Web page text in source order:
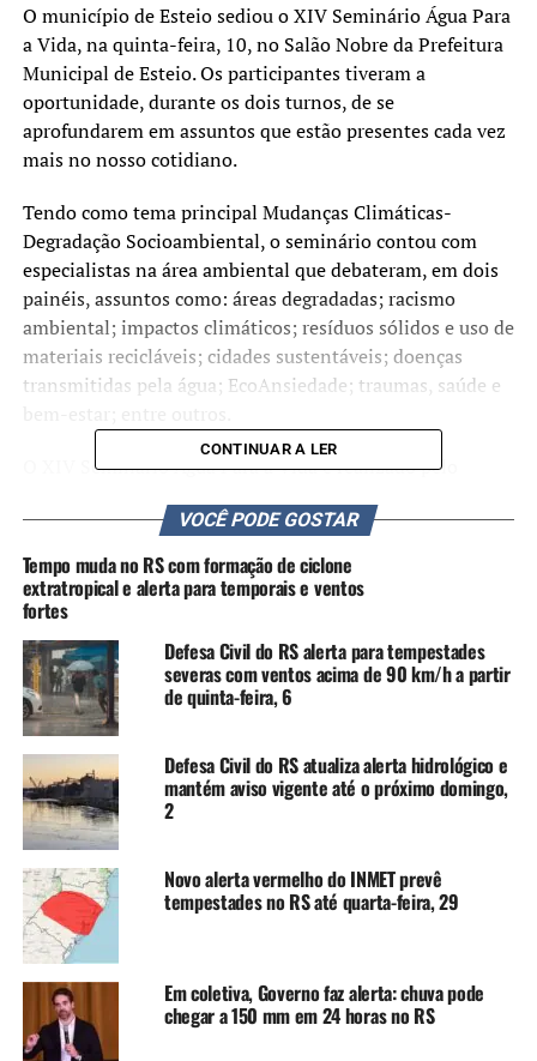
O município de Esteio sediou o XIV Seminário Água Para
a Vida, na quinta-feira, 10, no Salão Nobre da Prefeitura
Municipal de Esteio. Os participantes tiveram a
oportunidade, durante os dois turnos, de se
aprofundarem em assuntos que estão presentes cada vez
mais no nosso cotidiano.
Tendo como tema principal Mudanças Climáticas-
Degradação Socioambiental, o seminário contou com
especialistas na área ambiental que debateram, em dois
painéis, assuntos como: áreas degradadas; racismo
ambiental; impactos climáticos; resíduos sólidos e uso de
materiais recicláveis; cidades sustentáveis; doenças
transmitidas pela água; EcoAnsiedade; traumas, saúde e
O XIV Seminário Água Para a Vidaé realizado pelo
organização da Prefeitura Municipal de Esteio e do
Centro de Formação Teresa Verzeri-Esteio, com apoio de
entidades parceiras das cidades de Canoas, Cachoeirinha,
Sapucaia do Sul, São Leopoldo e Novo Hamburgo.
O evento foi gratuito e entregou certificado aos
participantes.
Participação do Projeto Criança Cidadã
O Projeto Criança Cidadã, executado pelo Centro de
Formação Teresa Verzeri-Esteio, Unidade Social da Rede
Verzeri, teve uma participação especial durante todo o
seminário. Além da apresentação do grupo SomNaLata, o
CFTV-Esteio teve, ainda, as oficinas de Educação
Ambiental e Cidadania e Direitos Humanos, como
também os seus três núcleos representados, que
estiveram presentes através de exposições temáticas. São
eles: EMEB Alberto Pasqualini e EMEB Dulce Moraes,
ambos de Esteio, e Redipasc/Guajuviras, de Canoas.
CONTINUAR A LER
VOCÊ PODE GOSTAR
Tempo muda no RS com formação de ciclone
extratropical e alerta para temporais e ventos
fortes
Defesa Civil do RS alerta para tempestades
severas com ventos acima de 90 km/h a partir
de quinta-feira, 6
Defesa Civil do RS atualiza alerta hidrológico e
mantém aviso vigente até o próximo domingo,
2
Novo alerta vermelho do INMET prevê
tempestades no RS até quarta-feira, 29
Em coletiva, Governo faz alerta: chuva pode
chegar a 150 mm em 24 horas no RS